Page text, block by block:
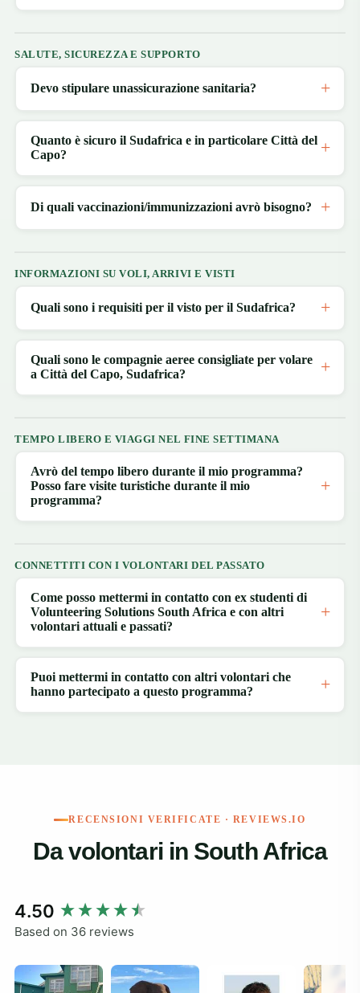
SALUTE, SICUREZZA E SUPPORTO
Devo stipulare unassicurazione sanitaria?
Quanto è sicuro il Sudafrica e in particolare Città del
Capo?
Di quali vaccinazioni/immunizzazioni avrò bisogno?
INFORMAZIONI SU VOLI, ARRIVI E VISTI
Quali sono i requisiti per il visto per il Sudafrica?
Quali sono le compagnie aeree consigliate per volare
a Città del Capo, Sudafrica?
TEMPO LIBERO E VIAGGI NEL FINE SETTIMANA
Avrò del tempo libero durante il mio programma?
Posso fare visite turistiche durante il mio
programma?
CONNETTITI CON I VOLONTARI DEL PASSATO
Come posso mettermi in contatto con ex studenti di
Volunteering Solutions South Africa e con altri
volontari attuali e passati?
Puoi mettermi in contatto con altri volontari che
hanno partecipato a questo programma?
RECENSIONI VERIFICATE · REVIEWS.IO
Da volontari in South Africa
4.50
Based on 36 reviews
New content loaded